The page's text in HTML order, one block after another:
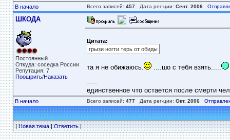
В начало Всего записей: 457Дата рег-ции: Сент. 2006
ШКОДА
Постоянный
Откуда: соседка России
Репутация: 7
Поощрить/Наказать
Цитата:
грызи ногти терь от обиды
та я не обижаюсь.
....шо с тебя взять.....
-----
единственное что остается после смерти
В начало Всего записей: 477Дата рег-ции: Окт. 2006
|Новая тема|Ответить|